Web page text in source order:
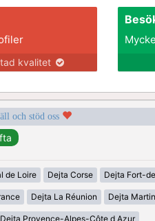
kvalitet
och stöd oss
de Loire Dejta Corse Dejta Fort-
Dejta La Réunion Dejta
Dejta Provence-Alpes-Côte d Azur